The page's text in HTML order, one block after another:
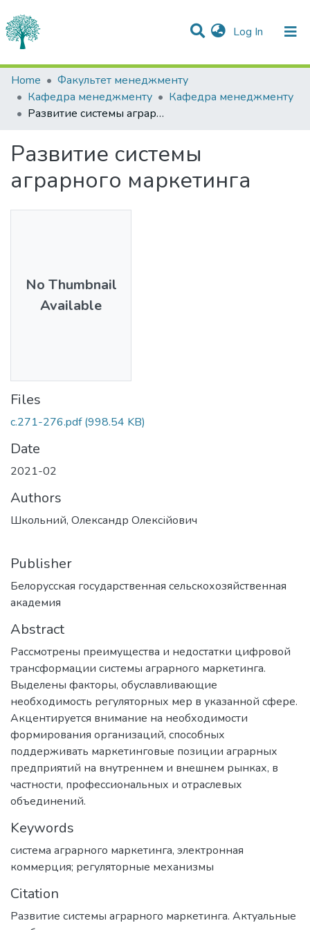
Log In (current)
Statistics
Communities & Collections
Home
Факультет менеджменту
Кафедра менеджменту
Кафедра менеджменту
Развитие системы аграрного маркетинга
Развитие системы
аграрного маркетинга
No Thumbnail
Available
Files
с.271-276.pdf (998.54 KB)
Date
2021-02
Authors
Школьний, Олександр Олексійович
Publisher
Белорусская государственная сельскохозяйственная
академия
Abstract
Рассмотрены преимущества и недостатки цифровой
трансформации системы аграрного маркетинга.
Выделены факторы, обуславливающие
необходимость регуляторных мер в указанной сфере.
Акцентируется внимание на необходимости
формирования организаций, способных
поддерживать маркетинговые позиции аграрных
предприятий на внутреннем и внешнем рынках, в
частности, профессиональных и отраслевых
объединений.
Keywords
система аграрного маркетинга, электронная
коммерция; регуляторные механизмы
Citation
Развитие системы аграрного маркетинга. Актуальные